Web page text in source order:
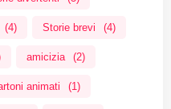
(4) Storie brevi (4)
amicizia (2)
animati (1)